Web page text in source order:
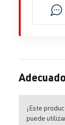
¡Este
puede